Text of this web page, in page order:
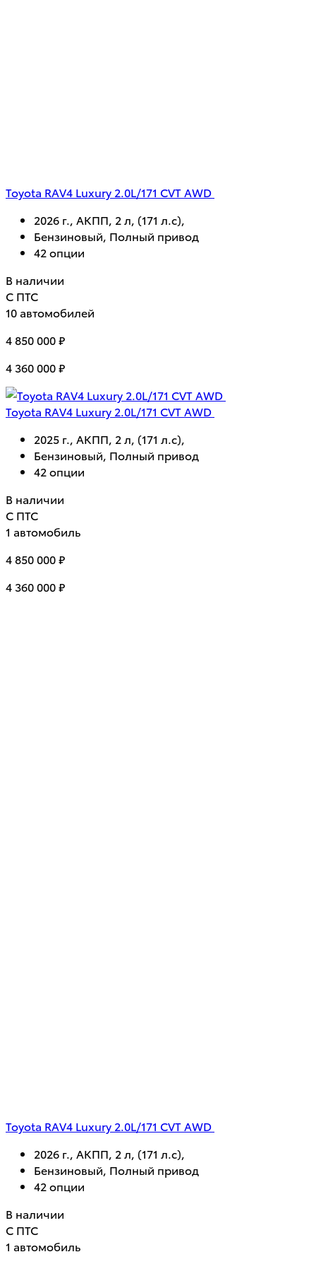
Toyota RAV4 Luxury 2.0L/171 CVT AWD
2026 г., АКПП, 2 л, (171 л.с),
Бензиновый, Полный привод
42 опции
В наличии
С ПТС
10 автомобилей
4 850 000 ₽
4 360 000 ₽
Toyota RAV4 Luxury 2.0L/171 CVT AWD
2025 г., АКПП, 2 л, (171 л.с),
Бензиновый, Полный привод
42 опции
В наличии
С ПТС
1 автомобиль
4 850 000 ₽
4 360 000 ₽
Toyota RAV4 Luxury 2.0L/171 CVT AWD
2026 г., АКПП, 2 л, (171 л.с),
Бензиновый, Полный привод
42 опции
В наличии
С ПТС
1 автомобиль